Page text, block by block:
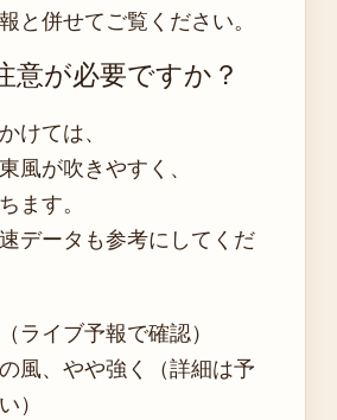
と併せてご覧ください。
意が必要ですか？
けては、
風が吹きやすく、
ます。
データも参考にしてくだ
ライブ予報で確認）
風、やや強く（詳細は予
）